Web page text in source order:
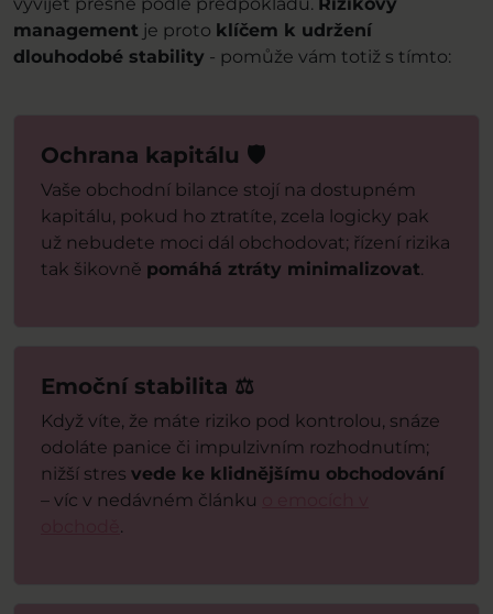
management je proto klíčem k udržení
dlouhodobé stability - pomůže vám totiž s tímto:
Ochrana kapitálu 🛡️
Vaše obchodní bilance stojí na dostupném
kapitálu, pokud ho ztratíte, zcela logicky pak
už nebudete moci dál obchodovat; řízení rizika
tak šikovně pomáhá ztráty minimalizovat.
Emoční stabilita ⚖️
Když víte, že máte riziko pod kontrolou, snáze
odoláte panice či impulzivním rozhodnutím;
nižší stres vede ke klidnějšímu obchodování
– víc v nedávném článku
.